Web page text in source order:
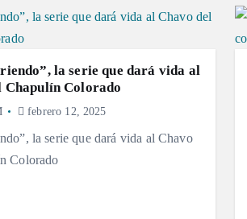
la serie que dará vida al
Chapulín Colorado
febrero 12, 2025
la serie que dará vida al Chavo
Colorado